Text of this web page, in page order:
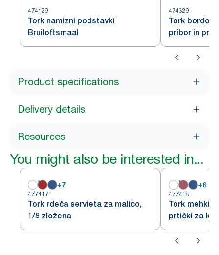
474129
Tork namizni podstavki
Bruiloftsmaal
474329
Tork bordo
pribor in
slonovine
Product specifications
Delivery details
Resources
You might also be interested in...
+7
477417
Tork rdeča servieta za malico,
1/8 zložena
+6
477418
Tork mehki
prtički za